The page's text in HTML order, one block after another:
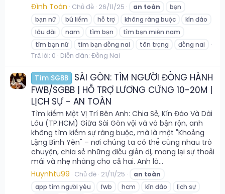
Đình Toàn Chủ đề 26/11/25 an toàn
bạn
bạn nữ
bú liếm hỗ trợ không ràng buộc
kín đáo
lâu dài
nam tìm bạn
tìm bạn miền nam
tìm bạn nữ
tìm bạn đồng nai tôn trọng đồng nai
Trả lời: 0 Diễn đàn: Đồng Nai
Tìm SGBB
SÀI GÒN: TÌM NGƯỜI ĐỒNG HÀNH
FWB/SGBB | HỖ TRỢ LƯƠNG CỨNG 10-20M |
LỊCH SỰ - AN TOÀN
Tìm kiếm Một Vị Trí Bên Anh: Chia Sẻ, Kín Đáo Và Dài
Lâu (TP.HCM) Giữa Sài Gòn vội vã và bận rộn, anh
không tìm kiếm sự ràng buộc, mà là một "Khoảng
Lặng Bình Yên" – nơi chúng ta có thể cùng nhau trò
chuyện, chia sẻ những điều giản dị, mang lại sự thoải
mái và nhẹ nhàng cho cả hai. Anh là...
Huynhtu99 Chủ đề 21/11/25 an toàn
app tìm người yêu
fwb hcm kín đáo
lịch sự